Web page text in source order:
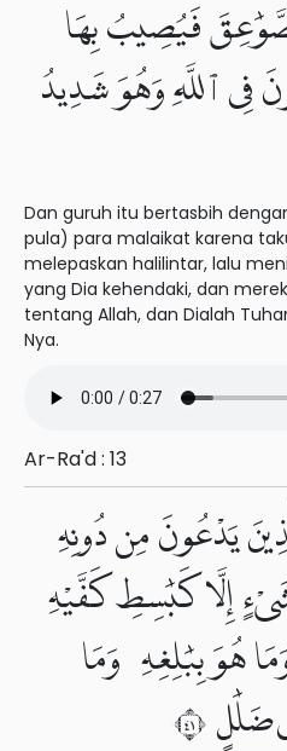
فَيُصِيبُ بِهَا
فِى ٱللَّهِ وَهُوَ شَدِيدُ
Dan guruh itu bertasbih
pula) para malaikat karena
melepaskan halilintar, lalu
yang Dia kehendaki, dan
tentang Allah, dan Dialah
Nya.
Ar-Ra'd : 13
يَدْعُونَ مِن دُونِهِۦ
إِلَّا كَبَٰسِطِ كَفَّيْهِ
هُوَ بِبَٰلِغِهِۦ وَمَا
١٤